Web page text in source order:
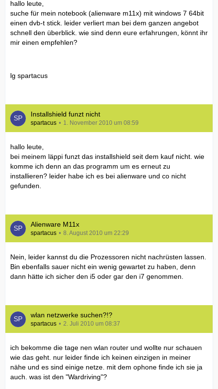
hallo leute,
suche für mein notebook (alienware m11x) mit windows 7 64bit
einen dvb-t stick. leider verliert man bei dem ganzen angebot
schnell den überblick. wie sind denn eure erfahrungen, könnt ihr
mir einen empfehlen?
lg spartacus
Installshield funzt nicht
spartacus 1. November 2010 um 08:59
hallo leute,
bei meinem läppi funzt das installshield seit dem kauf nicht. wie
komme ich denn an das programm um es erneut zu
installieren? leider habe ich es bei alienware und co nicht
gefunden.
Alienware M11x
spartacus 8. August 2010 um 22:29
Nein, leider kannst du die Prozessoren nicht nachrüsten lassen.
Bin ebenfalls sauer nicht ein wenig gewartet zu haben, denn
dann hätte ich sicher den i5 oder gar den i7 genommen.
wlan netzwerke suchen?!?
spartacus 2. Juli 2010 um 08:37
ich bekomme die tage nen wlan router und wollte nur schauen
wie das geht. nur leider finde ich keinen einzigen in meiner
nähe und es sind einige netze. mit dem ophone finde ich sie ja
auch. was ist den "Wardriving"?